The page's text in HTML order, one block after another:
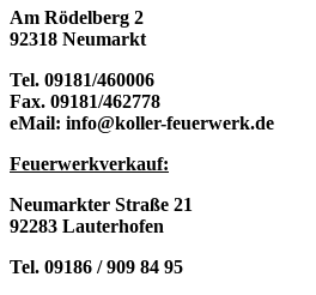
Am Rödelberg 2
92318 Neumarkt
Tel. 09181/460006
Fax. 09181/462778
eMail: info@koller-feuerwerk.de
Feuerwerkverkauf:
Neumarkter Straße 21
92283 Lauterhofen
Tel. 09186 / 909 84 95